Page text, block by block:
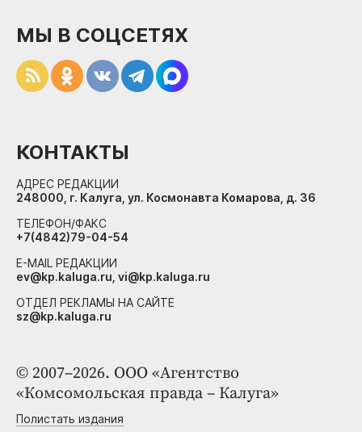
© 2007–2026. ООО «Агентство
«Комсомольская правда – Калуга»
Полистать издания
МЫ В СОЦСЕТЯХ
КОНТАКТЫ
АДРЕС РЕДАКЦИИ
248000, г. Калуга, ул. Космонавта Комарова, д. 36
ТЕЛЕФОН/ФАКС
+7(4842)79-04-54
E-MAIL РЕДАКЦИИ
ev@kp.kaluga.ru, vi@kp.kaluga.ru
ОТДЕЛ РЕКЛАМЫ НА САЙТЕ
sz@kp.kaluga.ru